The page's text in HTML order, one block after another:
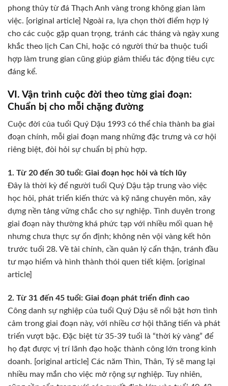
phong thủy từ đá Thạch Anh vàng trong không gian làm
việc. [original article] Ngoài ra, lựa chọn thời điểm hợp lý
cho các cuộc gặp quan trọng, tránh các tháng và ngày xung
khắc theo lịch Can Chi, hoặc có người thứ ba thuộc tuổi
hợp làm trung gian cũng giúp giảm thiểu tác động tiêu cực
đáng kể.
VI. Vận trình cuộc đời theo từng giai đoạn:
Chuẩn bị cho mỗi chặng đường
Cuộc đời của tuổi Quý Dậu 1993 có thể chia thành ba giai
đoạn chính, mỗi giai đoạn mang những đặc trưng và cơ hội
riêng biệt, đòi hỏi sự chuẩn bị phù hợp.
1. Từ 20 đến 30 tuổi: Giai đoạn học hỏi và tích lũy
Đây là thời kỳ để người tuổi Quý Dậu tập trung vào việc
học hỏi, phát triển kiến thức và kỹ năng chuyên môn, xây
dựng nền tảng vững chắc cho sự nghiệp. Tình duyên trong
giai đoạn này thường khá phức tạp với nhiều mối quan hệ
nhưng chưa thực sự ổn định; không nên vội vàng kết hôn
trước tuổi 28. Về tài chính, cần quản lý cẩn thận, tránh đầu
tư mạo hiểm và hình thành thói quen tiết kiệm. [original
article]
2. Từ 31 đến 45 tuổi: Giai đoạn phát triển đỉnh cao
Công danh sự nghiệp của tuổi Quý Dậu sẽ nổi bật hơn tình
cảm trong giai đoạn này, với nhiều cơ hội thăng tiến và phát
triển vượt bậc. Đặc biệt từ 35-39 tuổi là “thời kỳ vàng” để
họ đạt được vị trí lãnh đạo hoặc thành công lớn trong kinh
doanh. [original article] Các năm Thìn, Thân, Tý sẽ mang lại
nhiều may mắn cho việc mở rộng sự nghiệp. Tuy nhiên,